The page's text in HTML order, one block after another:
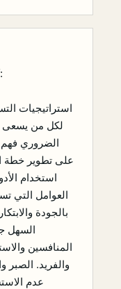
استراتيجيات
لكل من يسعى
الضروري فهم
على تطوير خطة
استخدام
العوامل التي
بالجودة
السهل
المنافسين
والفريد.
عدم